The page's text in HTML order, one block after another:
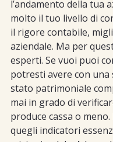
l’andamento della tua
molto il tuo livello di
il rigore contabile,
aziendale. Ma per
esperti. Se vuoi puoi
potresti avere con una
stato patrimoniale
mai in grado di
produce cassa o
quegli indicatori